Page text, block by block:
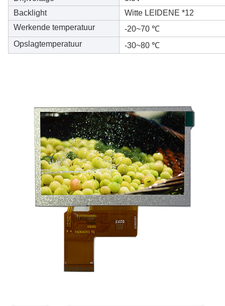
Backlight
Witte LEIDENE *12
Werkende temperatuur
-20~70 ℃
Opslagtemperatuur
-30~80 ℃